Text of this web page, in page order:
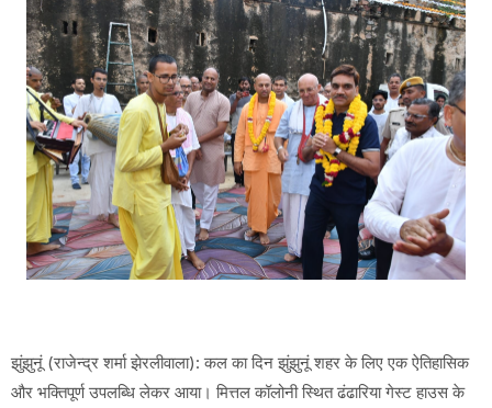
झुंझुनूं (राजेन्द्र शर्मा झेरलीवाला): कल का दिन झुंझुनूं शहर के लिए एक ऐतिहासिक
और भक्तिपूर्ण उपलब्धि लेकर आया। मित्तल कॉलोनी स्थित ढंढारिया गेस्ट हाउस के